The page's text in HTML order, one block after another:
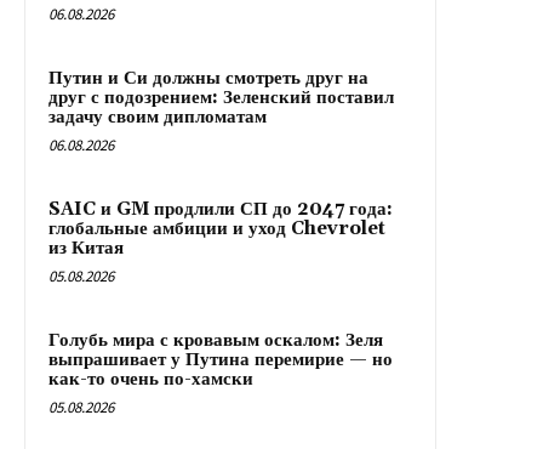
06.08.2026
Путин и Си должны смотреть друг на
друг с подозрением: Зеленский поставил
задачу своим дипломатам
06.08.2026
SAIC и GM продлили СП до 2047 года:
глобальные амбиции и уход Chevrolet
из Китая
05.08.2026
Голубь мира с кровавым оскалом: Зеля
выпрашивает у Путина перемирие — но
как-то очень по-хамски
05.08.2026